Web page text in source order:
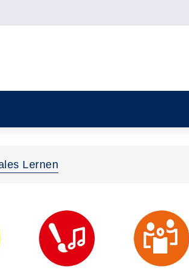
Lernen